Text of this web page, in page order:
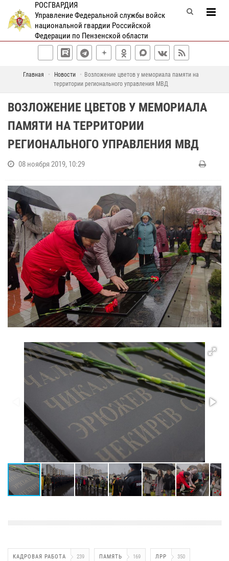
РОСГВАРДИЯ
Управление Федеральной службы войск
национальной гвардии Российской
Федерации по Пензенской области
Главная Новости
Возложение цветов у мемориала памяти на
территории регионального управления МВД
ВОЗЛОЖЕНИЕ ЦВЕТОВ У МЕМОРИАЛА
ПАМЯТИ НА ТЕРРИТОРИИ
РЕГИОНАЛЬНОГО УПРАВЛЕНИЯ МВД
08 ноября 2019, 10:29
КАДРОВАЯ РАБОТА 239 ПАМЯТЬ 169 ЛРР 350